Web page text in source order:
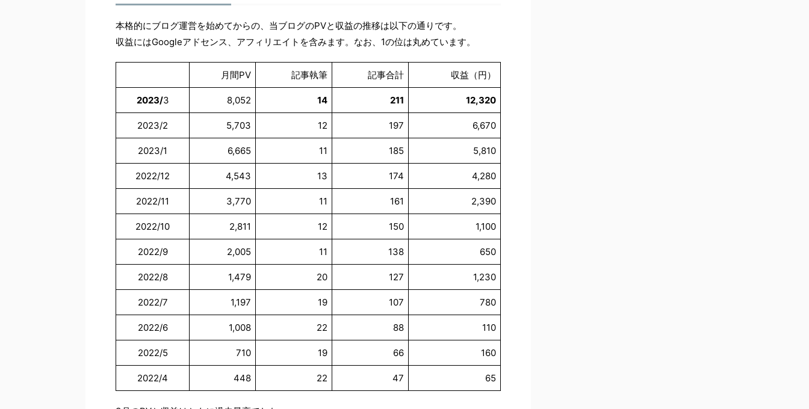
本格的にブログ運営を始めてからの、当ブログのPVと収益の推移は以下の通りです。
収益にはGoogleアドセンス、アフィリエイトを含みます。なお、1の位は丸めています。
月間PV 記事執筆 記事合計 収益（円）
2023/3 8,052 14 211 12,320
2023/2 5,703 12 197 6,670
2023/1 6,665 11 185 5,810
2022/12 4,543 13 174 4,280
2022/11 3,770 11 161 2,390
2022/10 2,811 12 150 1,100
2022/9 2,005 11 138 650
2022/8 1,479 20 127 1,230
2022/7 1,197 19 107 780
2022/6 1,008 22 88 110
2022/5 710 19 66 160
2022/4 448 22 47 65